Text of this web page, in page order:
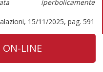
iperbolicamente
15/11/2025, pag. 591
LINE